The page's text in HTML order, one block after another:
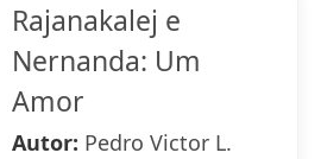
Rajanakalej e
Nernanda: Um
Amor
Autor: Pedro Victor L.